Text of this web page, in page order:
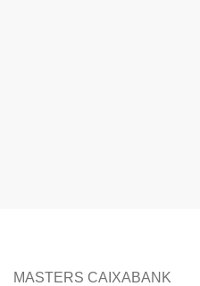
MASTERS CAIXABANK